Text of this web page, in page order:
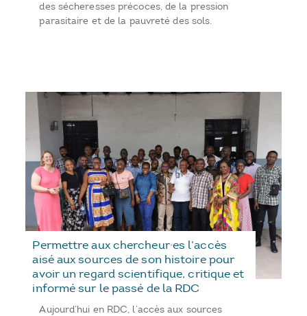
des sécheresses précoces, de la pression
parasitaire et de la pauvreté des sols.
Permettre aux chercheur·es l’accès
aisé aux sources de son histoire pour
avoir un regard scientifique, critique et
informé sur le passé de la RDC
Aujourd’hui en RDC, l’accès aux sources